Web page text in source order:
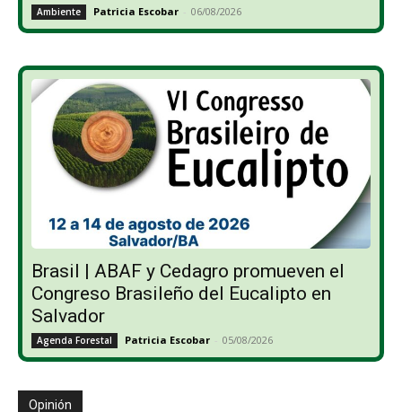
Ambiente Patricia Escobar - 06/08/2026
Brasil | ABAF y Cedagro promueven el
Congreso Brasileño del Eucalipto en
Salvador
Agenda Forestal Patricia Escobar - 05/08/2026
Opinión